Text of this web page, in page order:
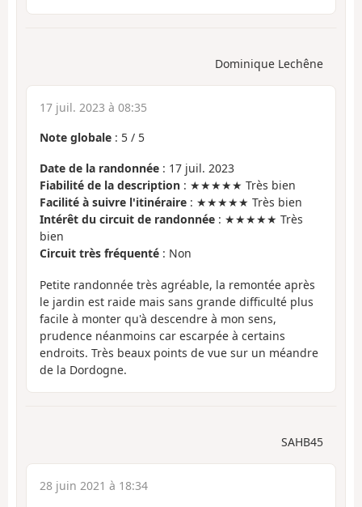
Dominique Lechêne
17 juil. 2023 à 08:35
Note globale : 5 / 5
Date de la randonnée : 17 juil. 2023
Fiabilité de la description : ★★★★★ Très bien
Facilité à suivre l'itinéraire : ★★★★★ Très bien
Intérêt du circuit de randonnée : ★★★★★ Très
bien
Circuit très fréquenté : Non
Petite randonnée très agréable, la remontée après
le jardin est raide mais sans grande difficulté plus
facile à monter qu'à descendre à mon sens,
prudence néanmoins car escarpée à certains
endroits. Très beaux points de vue sur un méandre
de la Dordogne.
SAHB45
28 juin 2021 à 18:34